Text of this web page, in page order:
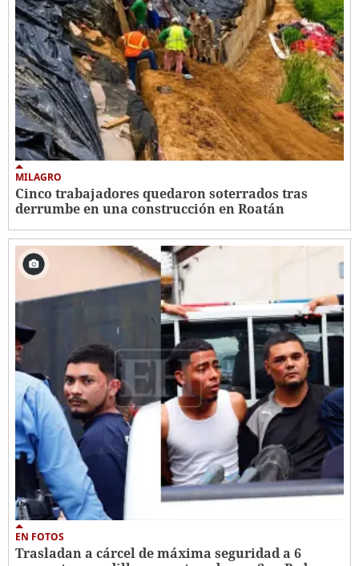
MILAGRO
Cinco trabajadores quedaron soterrados tras
derrumbe en una construcción en Roatán
EN FOTOS
Trasladan a cárcel de máxima seguridad a 6